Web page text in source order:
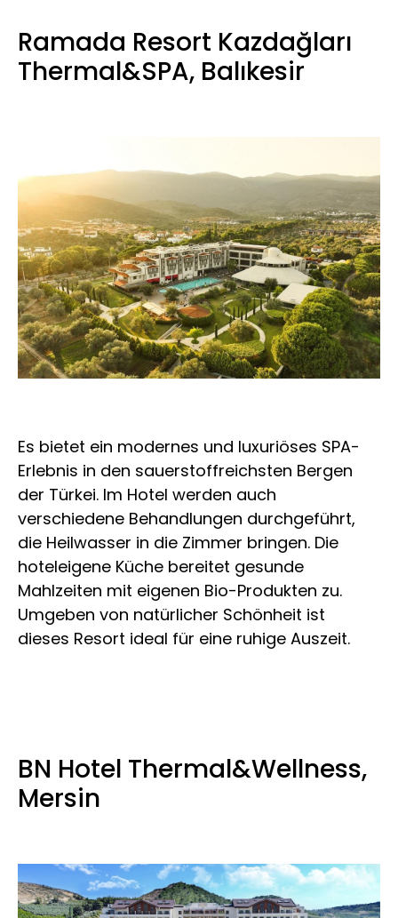
Ramada Resort Kazdağları
Thermal&SPA, Balıkesir
Es bietet ein modernes und luxuriöses SPA-
Erlebnis in den sauerstoffreichsten Bergen
der Türkei. Im Hotel werden auch
verschiedene Behandlungen durchgeführt,
die Heilwasser in die Zimmer bringen. Die
hoteleigene Küche bereitet gesunde
Mahlzeiten mit eigenen Bio-Produkten zu.
Umgeben von natürlicher Schönheit ist
dieses Resort ideal für eine ruhige Auszeit.
BN Hotel Thermal&Wellness,
Mersin